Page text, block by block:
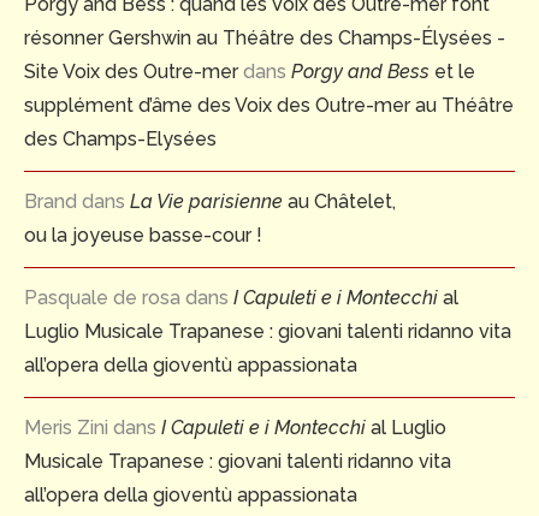
résonner Gershwin au Théâtre des Champs-Élysées -
Site Voix des Outre-merdans Porgy and Bess et le
supplément d’âme des Voix des Outre-mer au Théâtre
des Champs-Elysées
Brand dans La Vie parisienne au Châtelet,
ou la joyeuse basse-cour !
Pasquale de rosa dans I Capuleti e i Montecchi al
Luglio Musicale Trapanese : giovani talenti ridanno vita
all’opera della gioventù appassionata
Meris Zini dans I Capuleti e i Montecchi al Luglio
Musicale Trapanese : giovani talenti ridanno vita
all’opera della gioventù appassionata